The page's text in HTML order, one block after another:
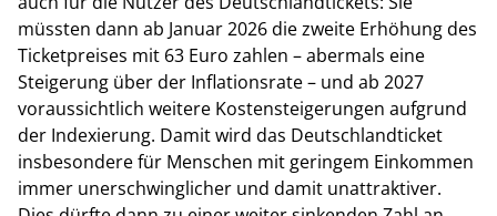
müssten dann ab Januar 2026 die zweite Erhöhung des
Ticketpreises mit 63 Euro zahlen – abermals eine
Steigerung über der Inflationsrate – und ab 2027
voraussichtlich weitere Kostensteigerungen aufgrund
der Indexierung. Damit wird das Deutschlandticket
insbesondere für Menschen mit geringem Einkommen
immer unerschwinglicher und damit unattraktiver.